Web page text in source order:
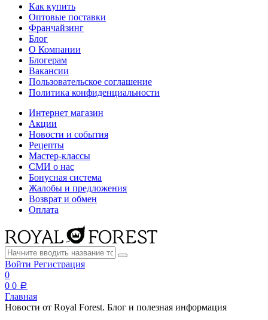
Как купить
Оптовые поставки
Франчайзинг
Блог
О Компании
Блогерам
Вакансии
Пользовательское соглашение
Политика конфиденциальности
Интернет магазин
Акции
Новости и события
Рецепты
Мастер-классы
СМИ о нас
Бонусная система
Жалобы и предложения
Возврат и обмен
Оплата
Войти Регистрация
0
0 0 a
Главная
Новости от Royal Forest. Блог и полезная информация